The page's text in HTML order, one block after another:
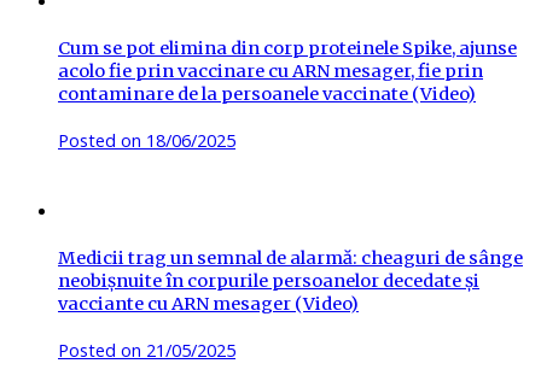
Cum se pot elimina din corp proteinele Spike, ajunse
acolo fie prin vaccinare cu ARN mesager, fie prin
contaminare de la persoanele vaccinate (Video)
Posted on 18/06/2025
Medicii trag un semnal de alarmă: cheaguri de sânge
neobișnuite în corpurile persoanelor decedate și
vacciante cu ARN mesager (Video)
Posted on 21/05/2025